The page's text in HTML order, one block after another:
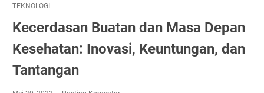
TEKNOLOGI
Kecerdasan Buatan dan Masa Depan
Kesehatan: Inovasi, Keuntungan, dan
Tantangan